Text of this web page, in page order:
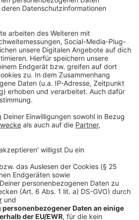
durch den Zinsanstieg im
sich Käufer und Bauherren
Finanzierungskosten gewöhnt.
müssen Käufer
greifen.
zum Thema
Thema Wohnen
in Düsseldorf: Teurer, aber